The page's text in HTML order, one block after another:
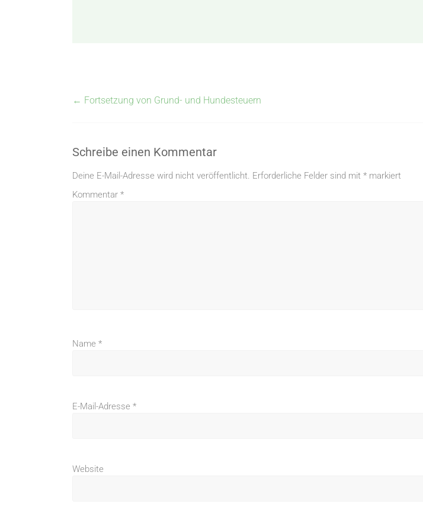
← Fortsetzung von Grund- und Hundesteuern
Schreibe einen Kommentar
Deine E-Mail-Adresse wird nicht veröffentlicht. Erforderliche Felder sind mit * markiert
Kommentar *
Name *
E-Mail-Adresse *
Website